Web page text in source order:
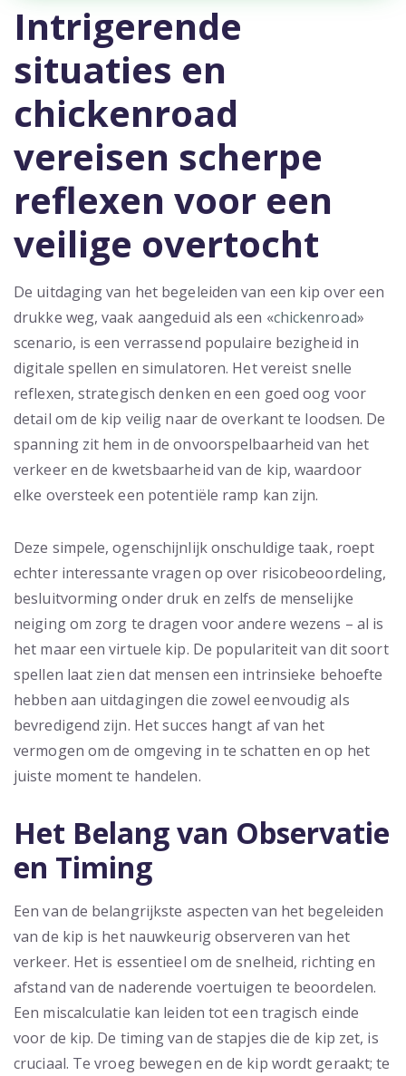
Intrigerende
situaties en
chickenroad
vereisen scherpe
reflexen voor een
veilige overtocht
De uitdaging van het begeleiden van een kip over een
drukke weg, vaak aangeduid als een «chickenroad»
scenario, is een verrassend populaire bezigheid in
digitale spellen en simulatoren. Het vereist snelle
reflexen, strategisch denken en een goed oog voor
detail om de kip veilig naar de overkant te loodsen. De
spanning zit hem in de onvoorspelbaarheid van het
verkeer en de kwetsbaarheid van de kip, waardoor
elke oversteek een potentiële ramp kan zijn.
Deze simpele, ogenschijnlijk onschuldige taak, roept
echter interessante vragen op over risicobeoordeling,
besluitvorming onder druk en zelfs de menselijke
neiging om zorg te dragen voor andere wezens – al is
het maar een virtuele kip. De populariteit van dit soort
spellen laat zien dat mensen een intrinsieke behoefte
hebben aan uitdagingen die zowel eenvoudig als
bevredigend zijn. Het succes hangt af van het
vermogen om de omgeving in te schatten en op het
juiste moment te handelen.
Het Belang van Observatie
en Timing
Een van de belangrijkste aspecten van het begeleiden
van de kip is het nauwkeurig observeren van het
verkeer. Het is essentieel om de snelheid, richting en
afstand van de naderende voertuigen te beoordelen.
Een miscalculatie kan leiden tot een tragisch einde
voor de kip. De timing van de stapjes die de kip zet, is
cruciaal. Te vroeg bewegen en de kip wordt geraakt; te